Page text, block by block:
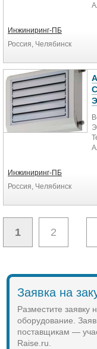
Инжиниринг-ПБ
Россия, Челябинск
Инжиниринг-ПБ
Россия, Челябинск
1 2
Заявка на
Разместите заявку
оборудование.
поставщикам —
Raise.ru.